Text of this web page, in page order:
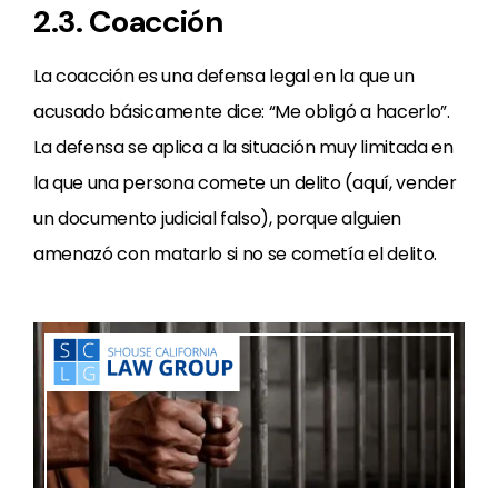
2.3. Coacción
La coacción es una defensa legal en la que un
acusado básicamente dice: “Me obligó a hacerlo”.
La defensa se aplica a la situación muy limitada en
la que una persona comete un delito (aquí, vender
un documento judicial falso), porque alguien
amenazó con matarlo si no se cometía el delito.